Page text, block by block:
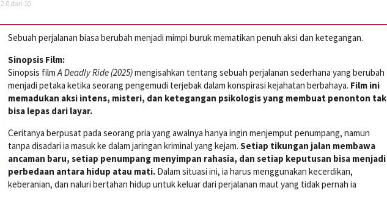
2.0 dari 10
Sebuah perjalanan biasa berubah menjadi mimpi buruk mematikan penuh aksi dan ketegangan.
Sinopsis Film:
Sinopsis filmA Deadly Ride (2025)mengisahkan tentang sebuah perjalanan sederhana yang berubah
menjadi petaka ketika seorang pengemudi terjebak dalam konspirasi kejahatan berbahaya. Film ini
memadukan aksi intens, misteri, dan ketegangan psikologis yang membuat penonton tak
bisa lepas dari layar.
Ceritanya berpusat pada seorang pria yang awalnya hanya ingin menjemput penumpang, namun
tanpa disadari ia masuk ke dalam jaringan kriminal yang kejam. Setiap tikungan jalan membawa
ancaman baru, setiap penumpang menyimpan rahasia, dan setiap keputusan bisa menjadi
perbedaan antara hidup atau mati. Dalam situasi ini, ia harus menggunakan kecerdikan,
keberanian, dan naluri bertahan hidup untuk keluar dari perjalanan maut yang tidak pernah ia